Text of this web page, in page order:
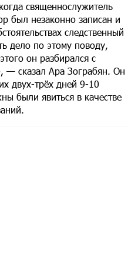
священнослужитель
был незаконно записан и
следственный
дело по этому поводу,
он разбирался с
— сказал Ара Зограбян. Он
двух-трёх дней 9-10
были явиться в качестве